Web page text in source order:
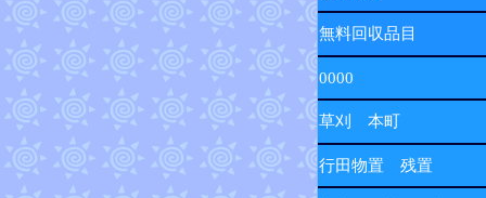
無料回収品目
0000
草刈 本町
行田物置 残置